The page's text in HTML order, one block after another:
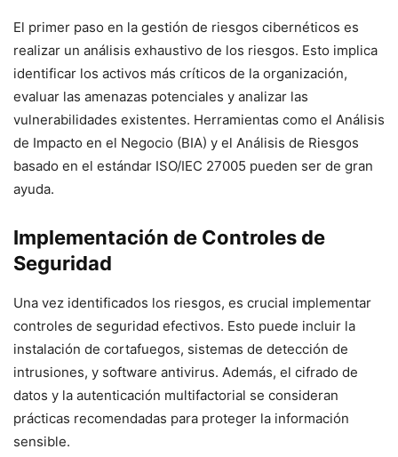
El primer paso en la gestión de riesgos cibernéticos es
realizar un análisis exhaustivo de los riesgos. Esto implica
identificar los activos más críticos de la organización,
evaluar las amenazas potenciales y analizar las
vulnerabilidades existentes. Herramientas como el Análisis
de Impacto en el Negocio (BIA) y el Análisis de Riesgos
basado en el estándar ISO/IEC 27005 pueden ser de gran
ayuda.
Implementación de Controles de
Seguridad
Una vez identificados los riesgos, es crucial implementar
controles de seguridad efectivos. Esto puede incluir la
instalación de cortafuegos, sistemas de detección de
intrusiones, y software antivirus. Además, el cifrado de
datos y la autenticación multifactorial se consideran
prácticas recomendadas para proteger la información
sensible.